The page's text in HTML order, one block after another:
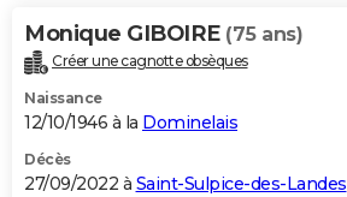
Monique GIBOIRE (75 ans)
Créer une cagnotte obsèques
Naissance
12/10/1946 à la Dominelais
Décès
27/09/2022 à Saint-Sulpice-des-Landes